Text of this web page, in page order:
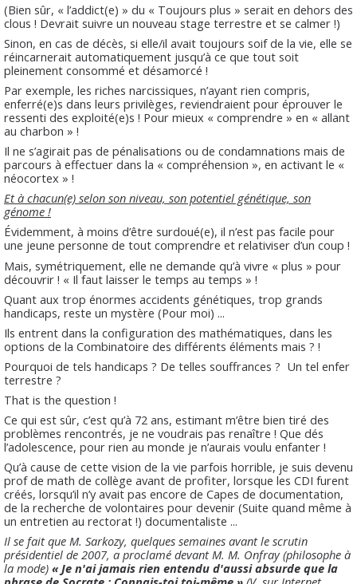
(Bien sûr, « l’addict(e) » du « Toujours plus » serait en dehors des
clous ! Devrait suivre un nouveau stage terrestre et se calmer !)
Sinon, en cas de décès, si elle/il avait toujours soif de la vie, elle se
réincarnerait automatiquement jusqu’à ce que tout soit
pleinement consommé et désamorcé !
Par exemple, les riches narcissiques, n’ayant rien compris,
enferré(e)s dans leurs privilèges, reviendraient pour éprouver le
ressenti des exploité(e)s ! Pour mieux « comprendre » en « allant
au charbon » !
Il ne s’agirait pas de pénalisations ou de condamnations mais de
parcours à effectuer dans la « compréhension », en activant le «
néocortex » !
Et à chacun(e) selon son niveau, son potentiel génétique, son
génome !
Évidemment, à moins d’être surdoué(e), il n’est pas facile pour
une jeune personne de tout comprendre et relativiser d’un coup !
Mais, symétriquement, elle ne demande qu’à vivre « plus » pour
découvrir ! « Il faut laisser le temps au temps » !
Quant aux trop énormes accidents génétiques, trop grands
handicaps, reste un mystère (Pour moi) ...
Ils entrent dans la configuration des mathématiques, dans les
options de la Combinatoire des différents éléments mais ? !
Pourquoi de tels handicaps ? De telles souffrances ? Un tel enfer
terrestre ?
That is the question !
Ce qui est sûr, c’est qu’à 72 ans, estimant m’être bien tiré des
problèmes rencontrés, je ne voudrais pas renaître ! Que dés
l’adolescence, pour rien au monde je n’aurais voulu enfanter !
Qu’à cause de cette vision de la vie parfois horrible, je suis devenu
prof de math de collège avant de profiter, lorsque les CDI furent
créés, lorsqu’il n’y avait pas encore de Capes de documentation,
de la recherche de volontaires pour devenir (Suite quand même à
un entretien au rectorat !) documentaliste ...
Il se fait que M. Sarkozy, quelques semaines avant le scrutin
présidentiel de 2007, a proclamé devant M. M. Onfray (philosophe à
la mode) « Je n'ai jamais rien entendu d'aussi absurde que la